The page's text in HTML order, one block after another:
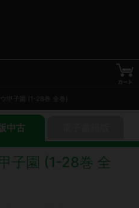
甲子園 (1-28巻 全巻)
中古
子園 (1-28巻 全